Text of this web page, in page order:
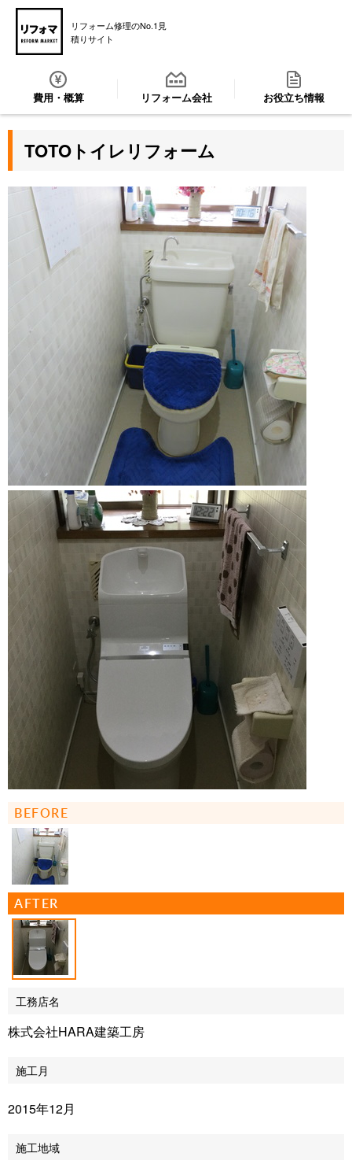
リフォーム修理のNo.1見
積りサイト
費用・概算 リフォーム会社 お役立ち情報
TOTOトイレリフォーム
BEFORE
AFTER
工務店名
株式会社HARA建築工房
施工月
2015年12月
施工地域